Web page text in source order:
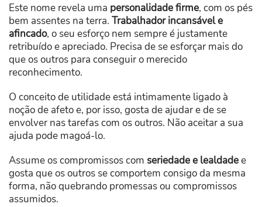
Este nome revela uma personalidade firme, com os pés
bem assentes na terra. Trabalhador incansável e
afincado, o seu esforço nem sempre é justamente
retribuído e apreciado. Precisa de se esforçar mais do
que os outros para conseguir o merecido
reconhecimento.
O conceito de utilidade está intimamente ligado à
noção de afeto e, por isso, gosta de ajudar e de se
envolver nas tarefas com os outros. Não aceitar a sua
ajuda pode magoá-lo.
Assume os compromissos com seriedade e lealdadee
gosta que os outros se comportem consigo da mesma
forma, não quebrando promessas ou compromissos
assumidos.